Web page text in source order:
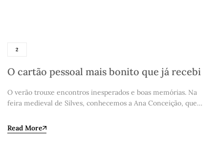
2
O cartão pessoal mais bonito que já recebi
O verão trouxe encontros inesperados e boas memórias. Na
feira medieval de Silves, conhecemos a Ana Conceição, que…
Read More